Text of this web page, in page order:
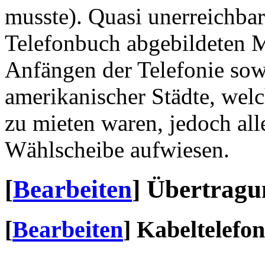
musste). Quasi
Telefonbuch abgebildeten
Anfängen der Telefonie
amerikanischer Städte,
zu mieten waren, jedoch
Wählscheibe aufwiesen.
[Bearbeiten]
[Bearbeiten]